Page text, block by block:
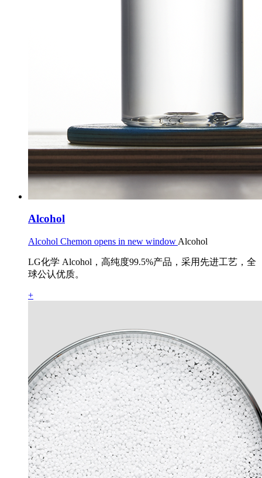
Alcohol
Alcohol Chemon opens in new window Alcohol
LG化学 Alcohol，高纯度99.5%产品，采用先进工艺，全
球公认优质。
+